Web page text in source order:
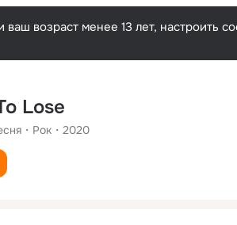
возраст менее 13 лет, настроить
Lose
Рок 2020